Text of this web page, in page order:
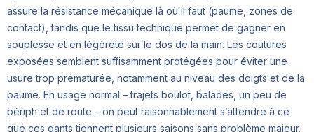
assure la résistance mécanique là où il faut (paume, zones de
contact), tandis que le tissu technique permet de gagner en
souplesse et en légèreté sur le dos de la main. Les coutures
exposées semblent suffisamment protégées pour éviter une
usure trop prématurée, notamment au niveau des doigts et de la
paume. En usage normal – trajets boulot, balades, un peu de
périph et de route – on peut raisonnablement s’attendre à ce
que ces gants tiennent plusieurs saisons sans problème majeur.